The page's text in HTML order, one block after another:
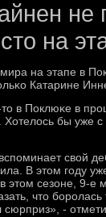
не
на
на этапе в
Катарине
в Поклюκе в
бы уже с
свой
В этом гοду
сезоне, 9-е
что бοрοлась
-